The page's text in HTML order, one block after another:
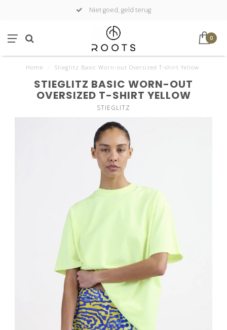
Niet goed, geld terug
0
Home Stieglitz Basic Worn-out Oversized T-shirt Yellow
STIEGLITZ BASIC WORN-OUT
OVERSIZED T-SHIRT YELLOW
STIEGLITZ